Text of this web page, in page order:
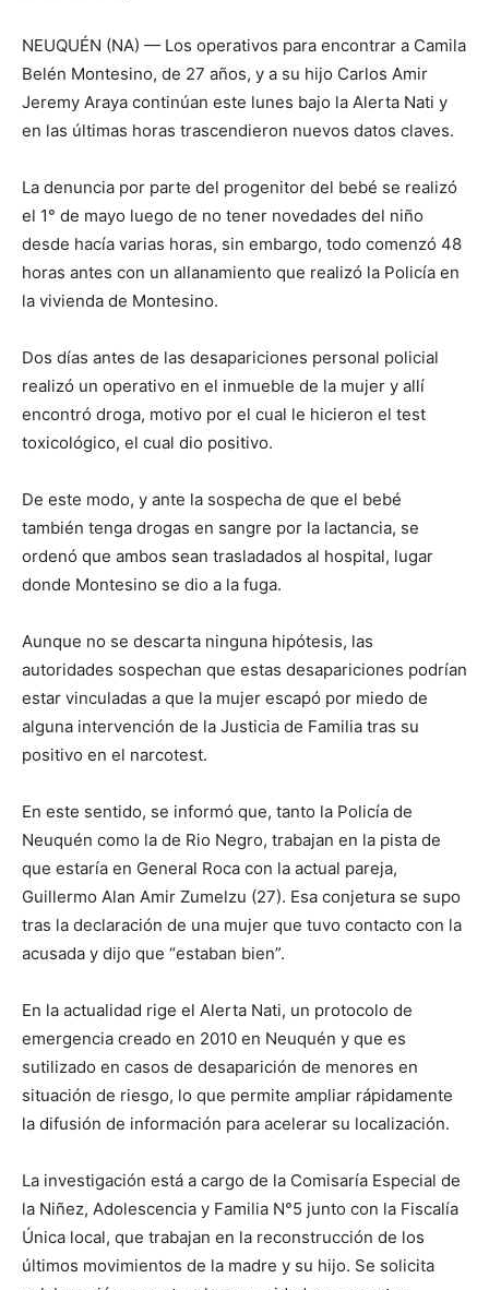
NEUQUÉN (NA) — Los operativos para encontrar a Camila
Belén Montesino, de 27 años, y a su hijo Carlos Amir
Jeremy Araya continúan este lunes bajo la Alerta Nati y
en las últimas horas trascendieron nuevos datos claves.
La denuncia por parte del progenitor del bebé se realizó
el 1° de mayo luego de no tener novedades del niño
desde hacía varias horas, sin embargo, todo comenzó 48
horas antes con un allanamiento que realizó la Policía en
la vivienda de Montesino.
Dos días antes de las desapariciones personal policial
realizó un operativo en el inmueble de la mujer y allí
encontró droga, motivo por el cual le hicieron el test
toxicológico, el cual dio positivo.
De este modo, y ante la sospecha de que el bebé
también tenga drogas en sangre por la lactancia, se
ordenó que ambos sean trasladados al hospital, lugar
donde Montesino se dio a la fuga.
Aunque no se descarta ninguna hipótesis, las
autoridades sospechan que estas desapariciones podrían
estar vinculadas a que la mujer escapó por miedo de
alguna intervención de la Justicia de Familia tras su
positivo en el narcotest.
En este sentido, se informó que, tanto la Policía de
Neuquén como la de Rio Negro, trabajan en la pista de
que estaría en General Roca con la actual pareja,
Guillermo Alan Amir Zumelzu (27). Esa conjetura se supo
tras la declaración de una mujer que tuvo contacto con la
acusada y dijo que “estaban bien”.
En la actualidad rige el Alerta Nati, un protocolo de
emergencia creado en 2010 en Neuquén y que es
sutilizado en casos de desaparición de menores en
situación de riesgo, lo que permite ampliar rápidamente
la difusión de información para acelerar su localización.
La investigación está a cargo de la Comisaría Especial de
la Niñez, Adolescencia y Familia N°5 junto con la Fiscalía
Única local, que trabajan en la reconstrucción de los
últimos movimientos de la madre y su hijo. Se solicita